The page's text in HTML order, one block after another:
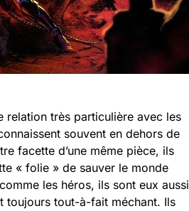
relation très particulière avec les
souvent en dehors de
facette d’une même pièce, ils
« folie » de sauver le monde
les héros, ils sont eux aussi
toujours tout-à-fait méchant. Ils